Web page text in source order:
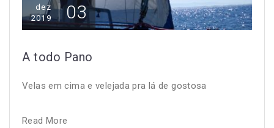
dez
2019
03
A todo Pano
Velas em cima e velejada pra lá de gostosa
Read More